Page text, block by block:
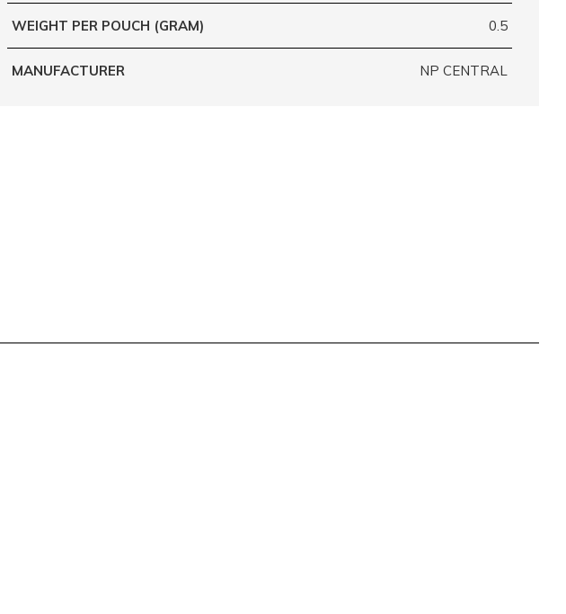
WEIGHT PER POUCH (GRAM) 0.5
MANUFACTURER NP CENTRAL